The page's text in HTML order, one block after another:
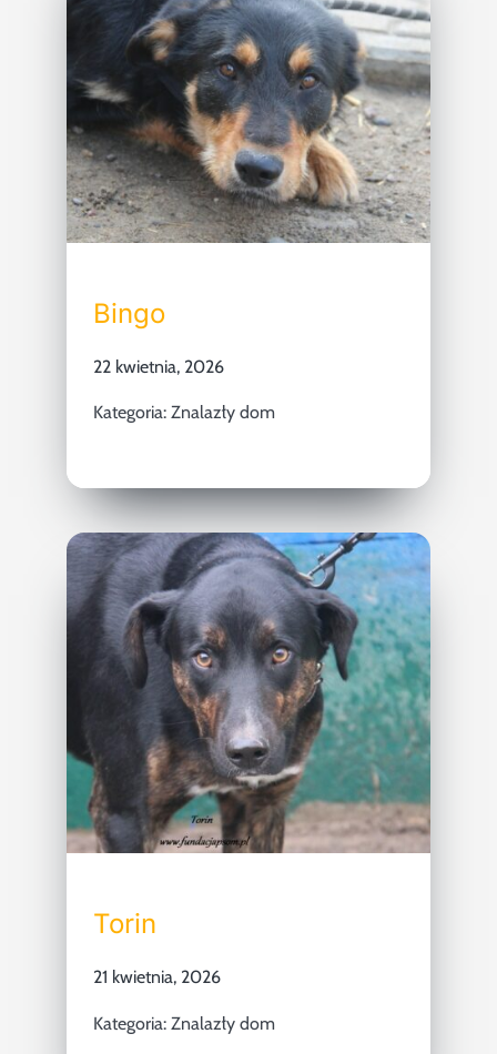
Bingo
22 kwietnia, 2026
Kategoria: Znalazły dom
Torin
21 kwietnia, 2026
Kategoria: Znalazły dom